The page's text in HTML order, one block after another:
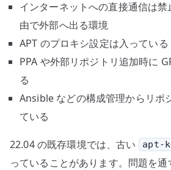
インターネットへの直接通信は
由で外部へ出る環境
APT のプロキシ設定は入っている
PPA や外部リポジトリ追加時に
る
Ansible などの構成管理からリポ
ている
22.04 の既存環境では、古い apt-
っていることがあります。問題を